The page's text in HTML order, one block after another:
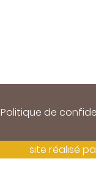
Politique de
site réalisé